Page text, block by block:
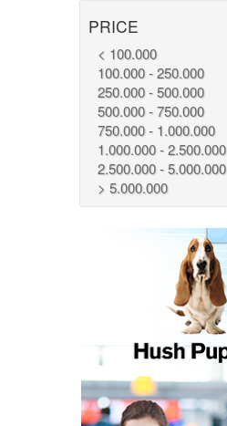
PRICE
< 100.000
100.000 - 250.000
250.000 - 500.000
500.000 - 750.000
750.000 - 1.000.000
1.000.000 - 2.500.000
2.500.000 - 5.000.000
> 5.000.000